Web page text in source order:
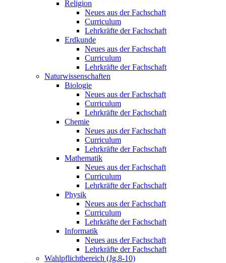
Religion
Neues aus der Fachschaft
Curriculum
Lehrkräfte der Fachschaft
Erdkunde
Neues aus der Fachschaft
Curriculum
Lehrkräfte der Fachschaft
Naturwissenschaften
Biologie
Neues aus der Fachschaft
Curriculum
Lehrkräfte der Fachschaft
Chemie
Neues aus der Fachschaft
Curriculum
Lehrkräfte der Fachschaft
Mathematik
Neues aus der Fachschaft
Curriculum
Lehrkräfte der Fachschaft
Physik
Neues aus der Fachschaft
Curriculum
Lehrkräfte der Fachschaft
Informatik
Neues aus der Fachschaft
Lehrkräfte der Fachschaft
Wahlpflichtbereich (Jg.8-10)